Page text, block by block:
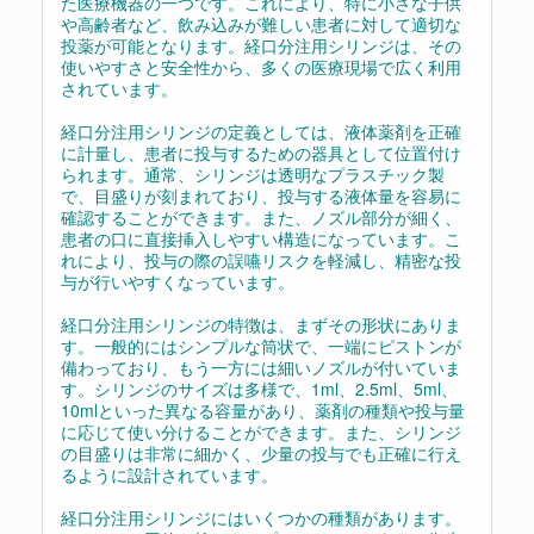
や高齢者など、飲み込みが難しい患者に対して適切な
投薬が可能となります。経口分注用シリンジは、その
使いやすさと安全性から、多くの医療現場で広く利用
されています。
経口分注用シリンジの定義としては、液体薬剤を正確
に計量し、患者に投与するための器具として位置付け
られます。通常、シリンジは透明なプラスチック製
で、目盛りが刻まれており、投与する液体量を容易に
確認することができます。また、ノズル部分が細く、
患者の口に直接挿入しやすい構造になっています。こ
れにより、投与の際の誤嚥リスクを軽減し、精密な投
与が行いやすくなっています。
経口分注用シリンジの特徴は、まずその形状にありま
す。一般的にはシンプルな筒状で、一端にピストンが
備わっており、もう一方には細いノズルが付いていま
す。シリンジのサイズは多様で、1ml、2.5ml、5ml、
10mlといった異なる容量があり、薬剤の種類や投与量
に応じて使い分けることができます。また、シリンジ
の目盛りは非常に細かく、少量の投与でも正確に行え
るように設計されています。
経口分注用シリンジにはいくつかの種類があります。